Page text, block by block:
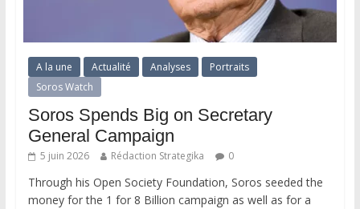
A la une Actualité Analyses
Portraits
Soros Watch
Soros Spends Big on Secretary
General Campaign
5 juin 2026 Rédaction Strategika 0
Through his Open Society Foundation, Soros seeded the
money for the 1 for 8 Billion campaign as well as for a